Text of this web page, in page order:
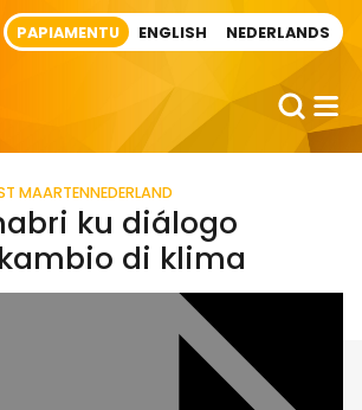
PAPIAMENTU ENGLISH NEDERLANDS
MAARTENNEDERLAND
ku diálogo
di klima